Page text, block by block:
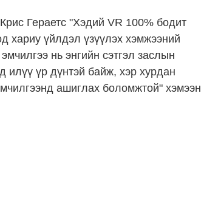
Гераетс "Хэдий VR 100% бодит
хариу үйлдэл үзүүлэх хэмжээний
нь энгийн сэтгэл заслын
илүү үр дүнтэй байж, хэр хурдан
ашиглах боломжтой" хэмээн